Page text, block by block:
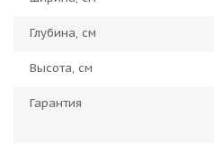
Глубина, см
Высота, см
Гарантия